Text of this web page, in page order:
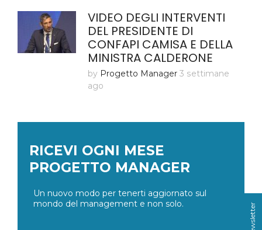
VIDEO DEGLI INTERVENTI
DEL PRESIDENTE DI
CONFAPI CAMISA E DELLA
MINISTRA CALDERONE
by Progetto Manager 3 settimane
ago
RICEVI OGNI MESE
PROGETTO MANAGER
Un nuovo modo per tenerti aggiornato sul
mondo del management e non solo.